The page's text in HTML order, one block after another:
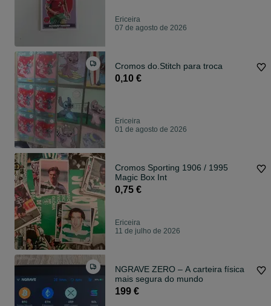
Ericeira
07 de agosto de 2026
Cromos do.Stitch para troca
0,10 €
Ericeira
01 de agosto de 2026
Cromos Sporting 1906 / 1995
Magic Box Int
0,75 €
Ericeira
11 de julho de 2026
NGRAVE ZERO – A carteira física
mais segura do mundo
199 €